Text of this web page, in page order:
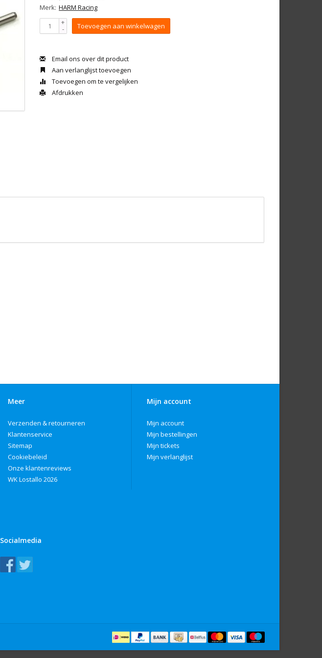
Merk: HARM Racing
+
- Toevoegen aan winkelwagen
Email ons over dit product
Aan verlanglijst toevoegen
Toevoegen om te vergelijken
Afdrukken
Meer
Verzenden & retourneren
Klantenservice
Sitemap
Cookiebeleid
Onze klantenreviews
WK Lostallo 2026
Mijn account
Mijn account
Mijn bestellingen
Mijn tickets
Mijn verlanglijst
Socialmedia